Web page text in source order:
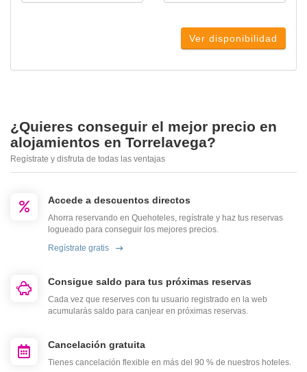
Ver disponibilidad
¿Quieres conseguir el mejor precio en
alojamientos en Torrelavega?
Regístrate y disfruta de todas las ventajas
Accede a descuentos directos
Ahorra reservando en Quehoteles, regístrate y haz tus reservas
logueado para conseguir los mejores precios.
Regístrate gratis
Consigue saldo para tus próximas reservas
Cada vez que reserves con tu usuario registrado en la web
acumularás saldo para canjear en próximas reservas.
Cancelación gratuita
Tienes cancelación flexible en más del 90 % de nuestros hoteles.